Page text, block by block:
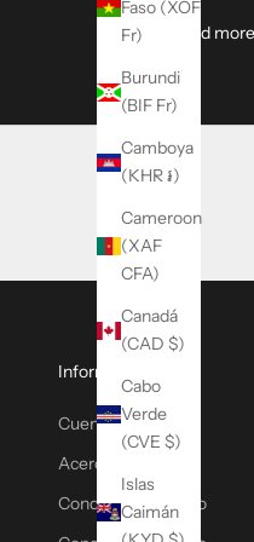
Faso (XOF
Fr)
Burundi
(BIF Fr)
Camboya
(KHR ៛)
Cameroon
(XAF
CFA)
Canadá
(CAD $)
Cabo
Verde
(CVE $)
Islas
Caimán
Read more
r
Información
Cuenta
Acerca de MW
Condiciones de uso